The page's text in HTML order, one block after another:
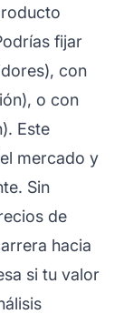
fijar
con
o con
Este
mercado y
Sin
de
hacia
si tu valor